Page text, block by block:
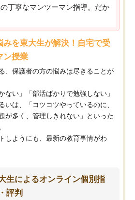
丁寧なマンツーマン指導。だか
みを東大生が解決！自宅で受
ン授業
、保護者の方の悩みは尽きることが
ない」「部活ばかりで勉強しない」
いは、「コツコツやっているのに、
が多く、管理しきれない」といった
しようにも、最新の教育事情がわ
生によるオンライン個別指
評判